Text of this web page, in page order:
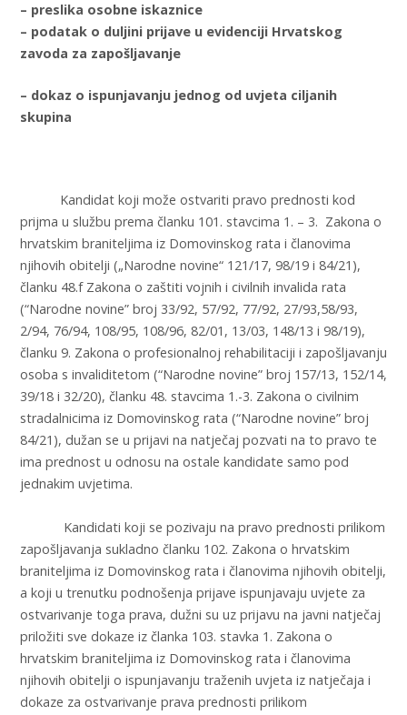
– preslika osobne iskaznice
– podatak o duljini prijave u evidenciji Hrvatskog
zavoda za zapošljavanje
– dokaz o ispunjavanju jednog od uvjeta ciljanih
skupina
Kandidat koji može ostvariti pravo prednosti kod
prijma u službu prema članku 101. stavcima 1. – 3. Zakona o
hrvatskim braniteljima iz Domovinskog rata i članovima
njihovih obitelji („Narodne novine“ 121/17, 98/19 i 84/21),
članku 48.f Zakona o zaštiti vojnih i civilnih invalida rata
(“Narodne novine” broj 33/92, 57/92, 77/92, 27/93,58/93,
2/94, 76/94, 108/95, 108/96, 82/01, 13/03, 148/13 i 98/19),
članku 9. Zakona o profesionalnoj rehabilitaciji i zapošljavanju
osoba s invaliditetom (“Narodne novine” broj 157/13, 152/14,
39/18 i 32/20), članku 48. stavcima 1.-3. Zakona o civilnim
stradalnicima iz Domovinskog rata (“Narodne novine” broj
84/21), dužan se u prijavi na natječaj pozvati na to pravo te
ima prednost u odnosu na ostale kandidate samo pod
jednakim uvjetima.
Kandidati koji se pozivaju na pravo prednosti prilikom
zapošljavanja sukladno članku 102. Zakona o hrvatskim
braniteljima iz Domovinskog rata i članovima njihovih obitelji,
a koji u trenutku podnošenja prijave ispunjavaju uvjete za
ostvarivanje toga prava, dužni su uz prijavu na javni natječaj
priložiti sve dokaze iz članka 103. stavka 1. Zakona o
hrvatskim braniteljima iz Domovinskog rata i članovima
njihovih obitelji o ispunjavanju traženih uvjeta iz natječaja i
dokaze za ostvarivanje prava prednosti prilikom